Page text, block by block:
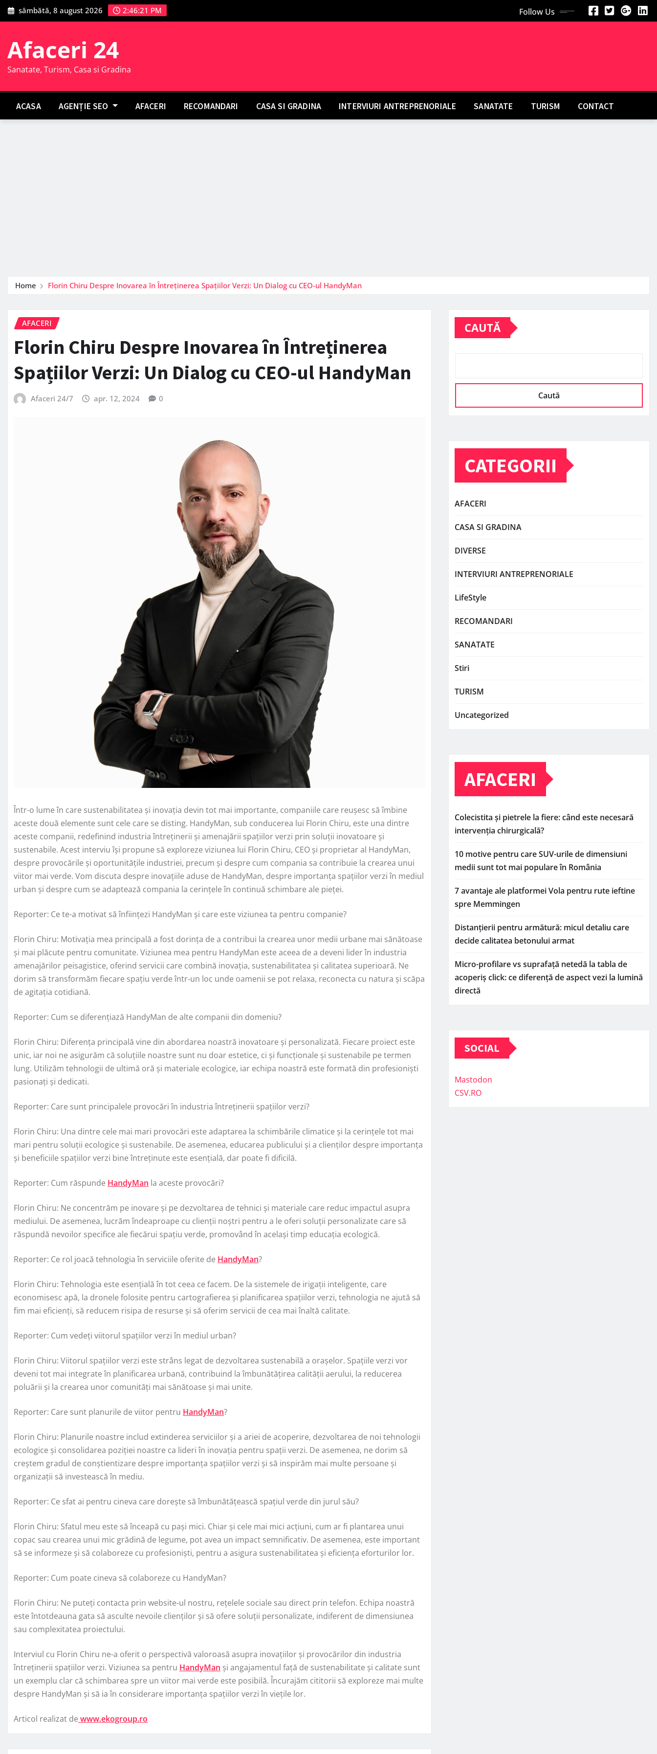
Skip
to
sâmbătă, 8 august 2026 2:46:22 PM Follow Us
Afaceri 24
Sanatate, Turism, Casa si Gradina
ACASA AGENȚIE SEO AFACERI RECOMANDARI CASA SI GRADINA INTERVIURI ANTREPRENORIALE SANATATE TURISM CONTACT
Home Florin Chiru Despre Inovarea în Întreținerea Spațiilor Verzi: Un Dialog cu CEO-ul HandyMan
AFACERI
Florin Chiru Despre Inovarea în Întreținerea
Spațiilor Verzi: Un Dialog cu CEO-ul HandyMan
Afaceri 24/7 apr. 12, 2024 0
Într-o lume în care sustenabilitatea și inovația devin tot mai importante, companiile care reușesc să îmbine
aceste două elemente sunt cele care se disting. HandyMan, sub conducerea lui Florin Chiru, este una dintre
aceste companii, redefinind industria întreținerii și amenajării spațiilor verzi prin soluții inovatoare și
sustenabile. Acest interviu își propune să exploreze viziunea lui Florin Chiru, CEO și proprietar al HandyMan,
despre provocările și oportunitățile industriei, precum și despre cum compania sa contribuie la crearea unui
viitor mai verde. Vom discuta despre inovațiile aduse de HandyMan, despre importanța spațiilor verzi în mediul
urban și despre cum se adaptează compania la cerințele în continuă schimbare ale pieței.
Reporter: Ce te-a motivat să înființezi HandyMan și care este viziunea ta pentru companie?
Florin Chiru: Motivația mea principală a fost dorința de a contribui la crearea unor medii urbane mai sănătoase
și mai plăcute pentru comunitate. Viziunea mea pentru HandyMan este aceea de a deveni lider în industria
amenajărilor peisagistice, oferind servicii care combină inovația, sustenabilitatea și calitatea superioară. Ne
dorim să transformăm fiecare spațiu verde într-un loc unde oamenii se pot relaxa, reconecta cu natura și scăpa
de agitația cotidiană.
Reporter: Cum se diferențiază HandyMan de alte companii din domeniu?
Florin Chiru: Diferența principală vine din abordarea noastră inovatoare și personalizată. Fiecare proiect este
unic, iar noi ne asigurăm că soluțiile noastre sunt nu doar estetice, ci și funcționale și sustenabile pe termen
lung. Utilizăm tehnologii de ultimă oră și materiale ecologice, iar echipa noastră este formată din profesioniști
pasionați și dedicati.
Reporter: Care sunt principalele provocări în industria întreținerii spațiilor verzi?
Florin Chiru: Una dintre cele mai mari provocări este adaptarea la schimbările climatice și la cerințele tot mai
mari pentru soluții ecologice și sustenabile. De asemenea, educarea publicului și a clienților despre importanța
și beneficiile spațiilor verzi bine întreținute este esențială, dar poate fi dificilă.
Reporter: Cum răspunde HandyMan la aceste provocări?
Florin Chiru: Ne concentrăm pe inovare și pe dezvoltarea de tehnici și materiale care reduc impactul asupra
mediului. De asemenea, lucrăm îndeaproape cu clienții noștri pentru a le oferi soluții personalizate care să
răspundă nevoilor specifice ale fiecărui spațiu verde, promovând în același timp educația ecologică.
Reporter: Ce rol joacă tehnologia în serviciile oferite de HandyMan?
Florin Chiru: Tehnologia este esențială în tot ceea ce facem. De la sistemele de irigații inteligente, care
economisesc apă, la dronele folosite pentru cartografierea și planificarea spațiilor verzi, tehnologia ne ajută să
fim mai eficienți, să reducem risipa de resurse și să oferim servicii de cea mai înaltă calitate.
Reporter: Cum vedeți viitorul spațiilor verzi în mediul urban?
Florin Chiru: Viitorul spațiilor verzi este strâns legat de dezvoltarea sustenabilă a orașelor. Spațiile verzi vor
deveni tot mai integrate în planificarea urbană, contribuind la îmbunătățirea calității aerului, la reducerea
poluării și la crearea unor comunități mai sănătoase și mai unite.
Reporter: Care sunt planurile de viitor pentru HandyMan?
Florin Chiru: Planurile noastre includ extinderea serviciilor și a ariei de acoperire, dezvoltarea de noi tehnologii
ecologice și consolidarea poziției noastre ca lideri în inovația pentru spații verzi. De asemenea, ne dorim să
creștem gradul de conștientizare despre importanța spațiilor verzi și să inspirăm mai multe persoane și
organizații să investească în mediu.
Reporter: Ce sfat ai pentru cineva care dorește să îmbunătățească spațiul verde din jurul său?
Florin Chiru: Sfatul meu este să înceapă cu pași mici. Chiar și cele mai mici acțiuni, cum ar fi plantarea unui
copac sau crearea unui mic grădină de legume, pot avea un impact semnificativ. De asemenea, este important
să se informeze și să colaboreze cu profesioniști, pentru a asigura sustenabilitatea și eficiența eforturilor lor.
Reporter: Cum poate cineva să colaboreze cu HandyMan?
Florin Chiru: Ne puteți contacta prin website-ul nostru, rețelele sociale sau direct prin telefon. Echipa noastră
este întotdeauna gata să asculte nevoile clienților și să ofere soluții personalizate, indiferent de dimensiunea
sau complexitatea proiectului.
Interviul cu Florin Chiru ne-a oferit o perspectivă valoroasă asupra inovațiilor și provocărilor din industria
întreținerii spațiilor verzi. Viziunea sa pentru HandyMan și angajamentul față de sustenabilitate și calitate sunt
un exemplu clar că schimbarea spre un viitor mai verde este posibilă. Încurajăm cititorii să exploreze mai multe
despre HandyMan și să ia în considerare importanța spațiilor verzi în viețile lor.
Articol realizat de www.ekogroup.ro
CAUTĂ
Caută
CATEGORII
AFACERI
CASA SI GRADINA
DIVERSE
INTERVIURI ANTREPRENORIALE
LifeStyle
RECOMANDARI
SANATATE
Stiri
TURISM
Uncategorized
AFACERI
Colecistita și pietrele la fiere: când este necesară
intervenția chirurgicală?
10 motive pentru care SUV-urile de dimensiuni
medii sunt tot mai populare în România
7 avantaje ale platformei Vola pentru rute ieftine
spre Memmingen
Distanțierii pentru armătură: micul detaliu care
decide calitatea betonului armat
Micro-profilare vs suprafață netedă la tabla de
acoperiș click: ce diferență de aspect vezi la lumină
directă
SOCIAL
Mastodon
CSV.RO